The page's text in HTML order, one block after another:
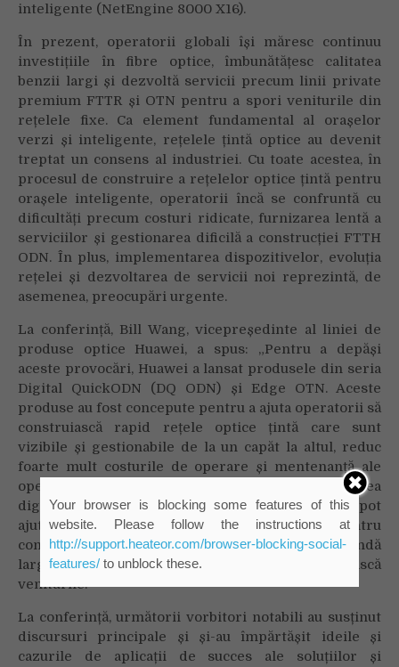
inteligente (NetEngine 8000 X16).
În prezent, operatorii globali își măresc continuu
investițiile în fibre optice, îmbunătățesc calitatea
benzii largi și dezvoltă servicii precum linii private
premium FTTR și OTN pentru a spori veniturile din
rețelele fixe. Ca element fundamental al orașelor
verzi și inteligente, rețelele țintă optice au devenit
treptat un consens al industriei. Cu toate acestea, în
procesul de construire a rețelelor optice țintă pentru
orașele inteligente, operatorii încă se confruntă cu
dificultăți precum costuri ridicate, furnizarea lentă a
serviciilor și gestionarea dificilă a construcției FTTH
ODN. În plus, implementarea dispozitivelor, evoluția
rețelei și dezvoltarea de servicii noi reprezintă, de
asemenea, preocupări urgente.
La conferință, Bill Wang, vicepreședinte al liniei de
produse optice Huawei, a spus: „Pentru a depăși
aceste provocări, Huawei a lansat produsele din seria
Digital QuickODN (DQ ODN) și Edge OTN. Aceste
produse au fost concepute pentru a ajuta operatorii să
construiască rapid rețele optice țintă care sunt
vizibile și gestionabile de la un capăt la altul, reduc
foarte mult costurile de operare și mentenanță ale
operatorilor și oferă acces de mare viteză în lumea
digitală pentru diverse industrii și gospodării. Ele pot
ajuta operatorii să extindă piața serviciilor pentru
companii, să îmbunătățească experiența de bandă
largă la domiciliu, să reducă costurile și să crească
veniturile.
La conferință, următorii vorbitori notabili au susținut
discursuri principale și și-au împărtășit ideile și
cazurile de aplicații de succes ale soluțiilor și
Your browser is blocking some features of this
website. Please follow the instructions at
http://support.heateor.com/browser-blocking-social-
features/to unblock these.